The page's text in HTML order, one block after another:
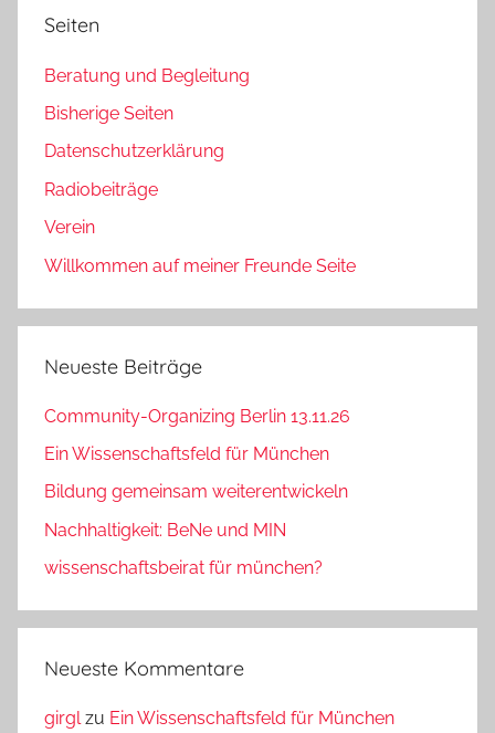
Seiten
Beratung und Begleitung
Bisherige Seiten
Datenschutzerklärung
Radiobeiträge
Verein
Willkommen auf meiner Freunde Seite
Neueste Beiträge
Community-Organizing Berlin 13.11.26
Ein Wissenschaftsfeld für München
Bildung gemeinsam weiterentwickeln
Nachhaltigkeit: BeNe und MIN
wissenschaftsbeirat für münchen?
Neueste Kommentare
girglzu Ein Wissenschaftsfeld für München